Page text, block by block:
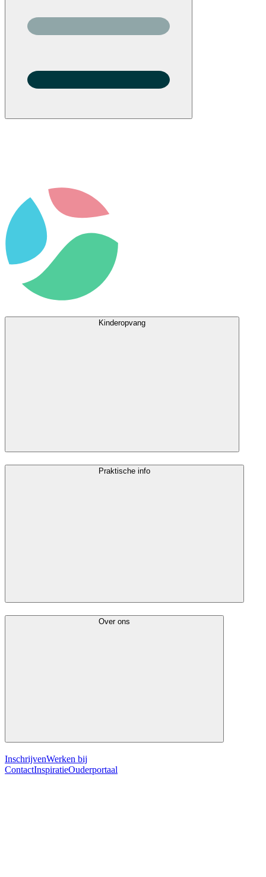
Kinderopvang
Praktische info
Over ons
InschrijvenWerken bij
ContactInspiratieOuderportaal